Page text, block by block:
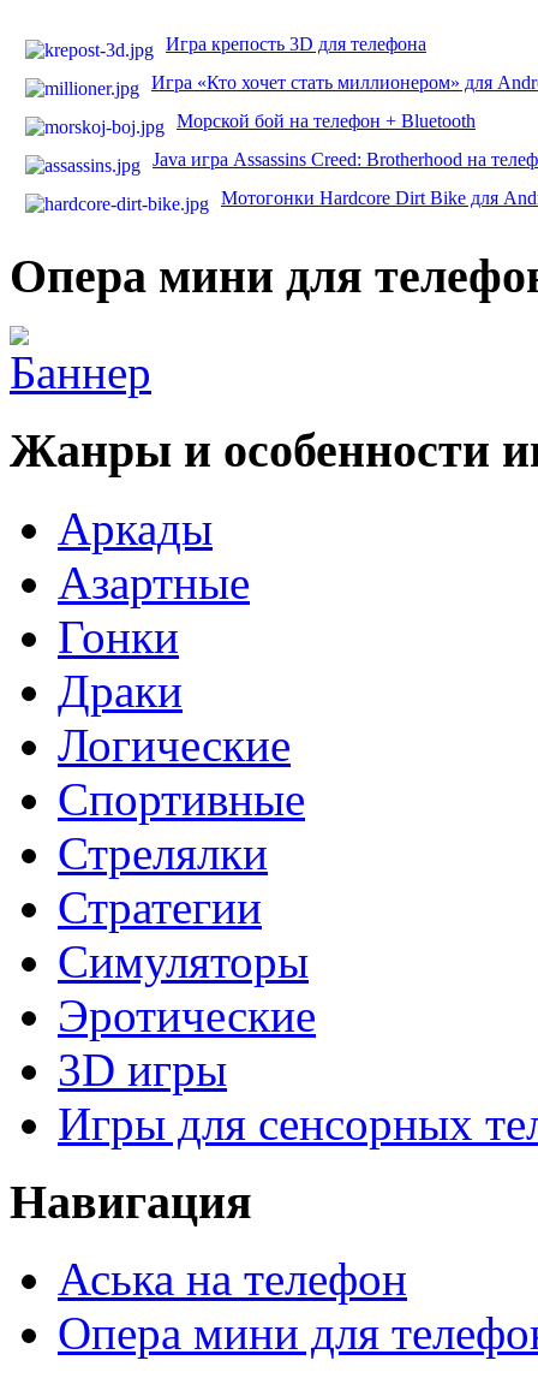
Игра крепость 3D для телефона
Игра «Кто хочет стать миллионером» для
Морской бой на телефон + Bluetooth
Java игра Assassins Creed: Brotherhood на
Мотогонки Hardcore Dirt Bike для
Опера мини для
Жанры и особенности
Аркады
Азартные
Гонки
Драки
Логические
Спортивные
Стрелялки
Стратегии
Симуляторы
Эротические
3D игры
Игры для сенсорных
Навигация
Аська на телефон
Опера мини для